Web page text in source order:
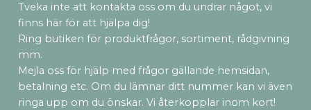
Tveka inte att kontakta oss om du undrar något, vi
finns här för att hjälpa dig!
Ring butiken för produktfrågor, sortiment, rådgivning
mm.
Mejla oss för hjälp med frågor gällande hemsidan,
betalning etc. Om du lämnar ditt nummer kan vi även
ringa upp om du önskar. Vi återkopplar inom kort!